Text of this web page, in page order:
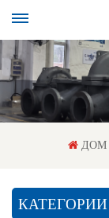
ДОМ
КАТЕГОРИИ